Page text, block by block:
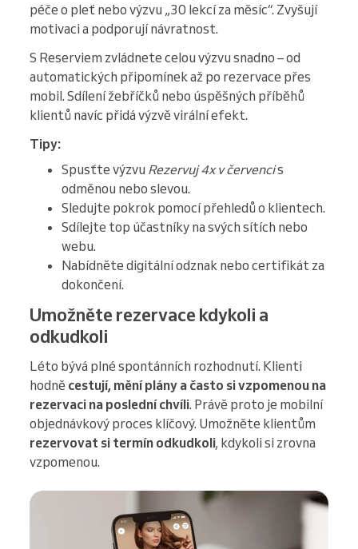
péče o pleť nebo výzvu „30 lekcí za měsíc“. Zvyšují
motivaci a podporují návratnost.
S Reserviem zvládnete celou výzvu snadno – od
automatických připomínek až po rezervace přes
mobil. Sdílení žebříčků nebo úspěšných příběhů
klientů navíc přidá výzvě virální efekt.
Tipy:
Spusťte výzvu Rezervuj 4x v červencis
odměnou nebo slevou.
Sledujte pokrok pomocí přehledů o klientech.
Sdílejte top účastníky na svých sítích nebo
webu.
Nabídněte digitální odznak nebo certifikát za
dokončení.
Umožněte rezervace kdykoli a
odkudkoli
Léto bývá plné spontánních rozhodnutí. Klienti
hodně cestují, mění plány a často si vzpomenou na
rezervaci na poslední chvíli. Právě proto je mobilní
objednávkový proces klíčový. Umožněte klientům
rezervovat si termín odkudkoli, kdykoli si zrovna
vzpomenou.